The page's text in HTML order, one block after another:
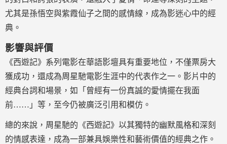
尤其是孫悟空與紫霞仙子之間的感情線，成為影迷心中的經
典。
影響與評價
《西遊記》系列電影在華語影壇具有重要地位，不僅票房大
獲成功，還成為周星馳電影生涯中的代表作之一。影片中的
經典台詞和場景，如「曾經有一份真誠的愛情擺在我面
前……」等，至今仍被廣泛引用和模仿。
總的來說，周星馳的《西遊記》以其獨特的幽默風格和深刻
的情感表達，成為一部兼具娛樂性和藝術價值的經典之作。